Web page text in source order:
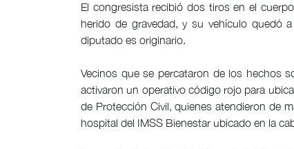
El congresista recibió dos tiros en el
herido de gravedad, y su vehículo quedó
diputado es originario.
Vecinos que se percataron de los hechos
activaron un operativo código rojo para
de Protección Civil, quienes atendieron de
hospital del IMSS Bienestar ubicado en la